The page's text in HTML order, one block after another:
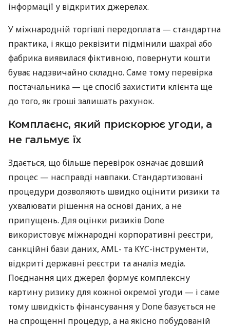
інформації у відкритих джерелах.
У міжнародній торгівлі передоплата — стандартна
практика, і якщо реквізити підмінили шахраї або
фабрика виявилася фіктивною, повернути кошти
буває надзвичайно складно. Саме тому перевірка
постачальника — це спосіб захистити клієнта ще
до того, як гроші залишать рахунок.
Комплаєнс, який прискорює угоди, а
не гальмує їх
Здається, що більше перевірок означає довший
процес — насправді навпаки. Стандартизовані
процедури дозволяють швидко оцінити ризики та
ухвалювати рішення на основі даних, а не
припущень. Для оцінки ризиків Done
використовує міжнародні корпоративні реєстри,
санкційні бази даних, AML- та KYC-інструменти,
відкриті державні реєстри та аналіз медіа.
Поєднання цих джерел формує комплексну
картину ризику для кожної окремої угоди — і саме
тому швидкість фінансування у Done базується не
на спрощенні процедур, а на якісно побудованій